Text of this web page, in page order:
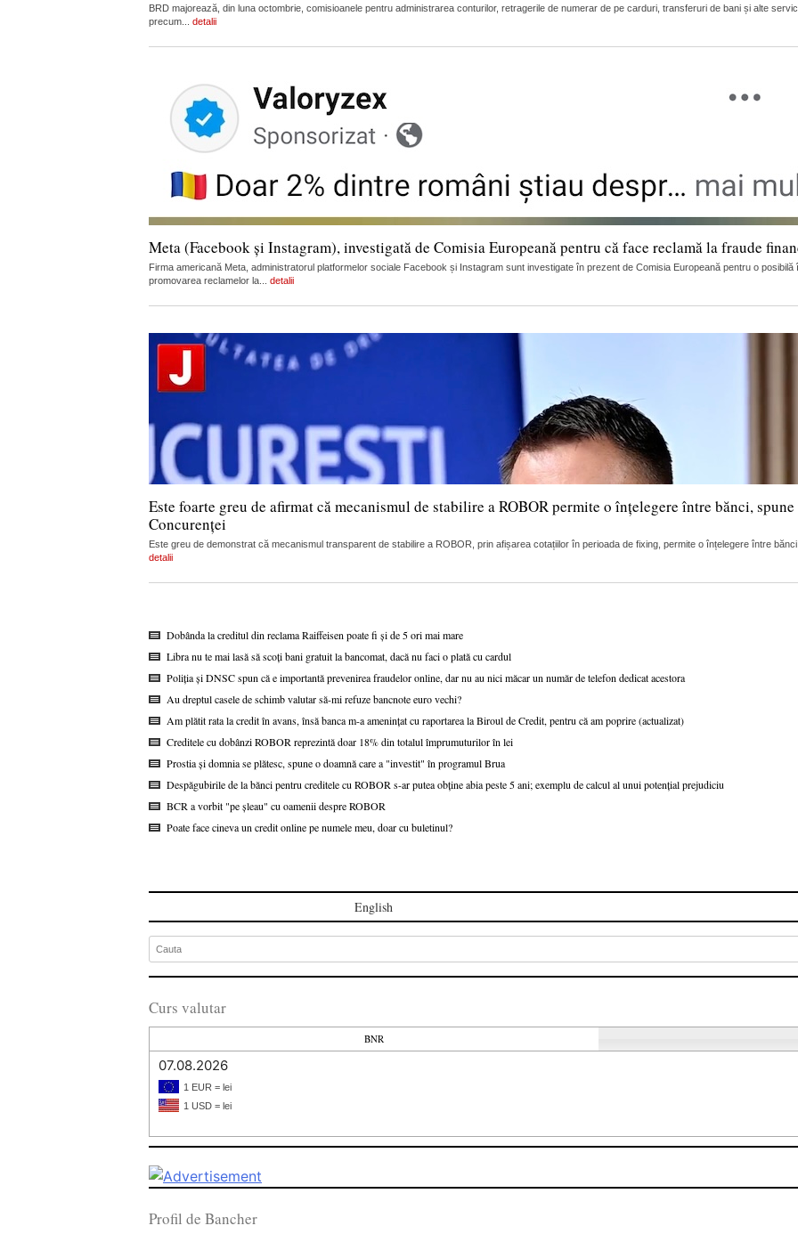
BRD majorează, din luna octombrie, comisioanele pentru administrarea conturilor, retragerile de numerar de pe carduri, transferuri de bani și alte
precum... detalii
Meta (Facebook și Instagram), investigată de Comisia Europeană pentru că face reclamă la fraude
Firma americană Meta, administratorul platformelor sociale Facebook și Instagram sunt investigate în prezent de Comisia Europeană pentru o
promovarea reclamelor la... detalii
Este foarte greu de afirmat că mecanismul de stabilire a ROBOR permite o înțelegere între bănci,
Concurenței
Este greu de demonstrat că mecanismul transparent de stabilire a ROBOR, prin afișarea cotațiilor în perioada de fixing, permite o înțelegere între
detalii
Dobânda la creditul din reclama Raiffeisen poate fi și de 5 ori mai mare
Libra nu te mai lasă să scoți bani gratuit la bancomat, dacă nu faci o plată cu cardul
Poliția și DNSC spun că e importantă prevenirea fraudelor online, dar nu au nici măcar un număr de telefon dedicat acestora
Au dreptul casele de schimb valutar să-mi refuze bancnote euro vechi?
Am plătit rata la credit în avans, însă banca m-a amenințat cu raportarea la Biroul de Credit, pentru că am poprire (actualizat)
Creditele cu dobânzi ROBOR reprezintă doar 18% din totalul împrumuturilor în lei
Prostia și domnia se plătesc, spune o doamnă care a "investit" în programul Brua
Despăgubirile de la bănci pentru creditele cu ROBOR s-ar putea obține abia peste 5 ani; exemplu de calcul al unui potențial prejudiciu
BCR a vorbit "pe șleau" cu oamenii despre ROBOR
Poate face cineva un credit online pe numele meu, doar cu buletinul?
English
Curs valutar
BNR
07.08.2026
1 EUR = lei
1 USD = lei
Profil de Bancher